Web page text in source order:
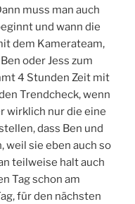
muss man auch
und wann die
dem Kamerateam,
oder Jess zum
4 Stunden Zeit mit
Trendcheck, wenn
wirklich nur die eine
dass Ben und
weil sie eben auch so
teilweise halt auch
Tag schon am
für den nächsten